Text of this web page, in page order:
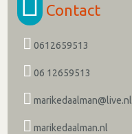
Contact
0612659513
06 12659513
marikedaalman@live.nl
marikedaalman.nl